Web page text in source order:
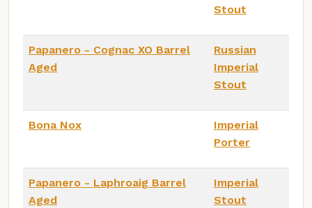
Stout
Papanero - Cognac XO Barrel
Aged
Russian
Imperial
Stout
Bona Nox
Imperial
Porter
Papanero - Laphroaig Barrel
Aged
Imperial
Stout